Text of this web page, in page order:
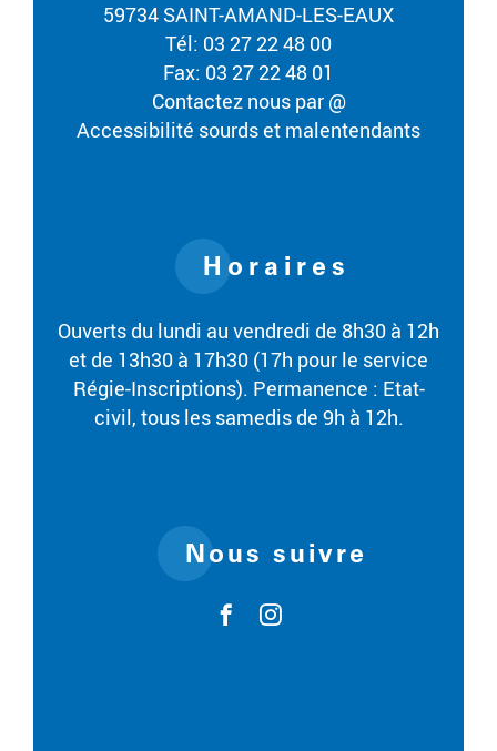
59734 SAINT-AMAND-LES-EAUX
Tél: 03 27 22 48 00
Fax: 03 27 22 48 01
Contactez nous par @
Accessibilité sourds et malentendants
Horaires
Ouverts du lundi au vendredi de 8h30 à 12h
et de 13h30 à 17h30 (17h pour le service
Régie-Inscriptions). Permanence : Etat-
civil, tous les samedis de 9h à 12h.
Nous suivre